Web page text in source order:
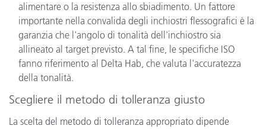
alimentare o la resistenza allo sbiadimento. Un fattore
importante nella convalida degli inchiostri flessografici è la
garanzia che l'angolo di tonalità dell'inchiostro sia
allineato al target previsto. A tal fine, le specifiche ISO
fanno riferimento al Delta Hab, che valuta l'accuratezza
della tonalità.
Scegliere il metodo di tolleranza giusto
La scelta del metodo di tolleranza appropriato dipende